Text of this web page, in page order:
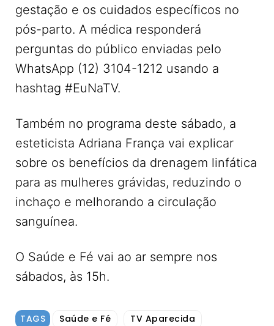
gestação e os cuidados específicos no
pós-parto. A médica responderá
perguntas do público enviadas pelo
WhatsApp (12) 3104-1212 usando a
hashtag #EuNaTV.
Também no programa deste sábado, a
esteticista Adriana França vai explicar
sobre os benefícios da drenagem linfática
para as mulheres grávidas, reduzindo o
inchaço e melhorando a circulação
sanguínea.
O Saúde e Fé vai ao ar sempre nos
sábados, às 15h.
TAGS Saúde e Fé TV Aparecida